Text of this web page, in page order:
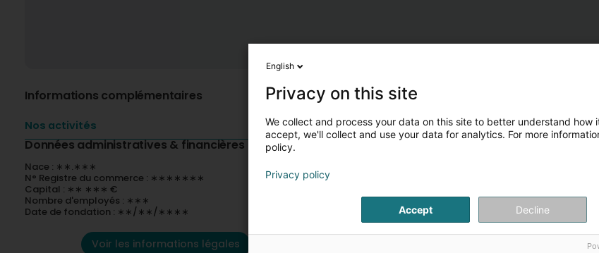
Informations complémentaires
Nos activités
Données administratives & financières
Nace : ∗∗.∗∗∗
N° Registre du commerce : ∗∗∗∗∗∗∗
Capital : ∗∗ ∗∗∗ €
Nombre d'employés : ∗∗∗
Date de fondation : ∗∗/∗∗/∗∗∗∗
Voir les informations légales
English
Privacy on this site
We collect and process your data on this site to better understand how
accept, we'll collect and use your data for analytics. For more
policy.
Privacy policy
Accept Decline